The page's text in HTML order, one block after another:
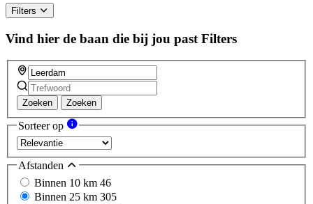
ignore
this
field
Filters
Vind hier de baan die bij jou past Filters
Zoeken Zoeken
Sorteer op
Afstanden
Binnen 10 km 46
Binnen 25 km 305